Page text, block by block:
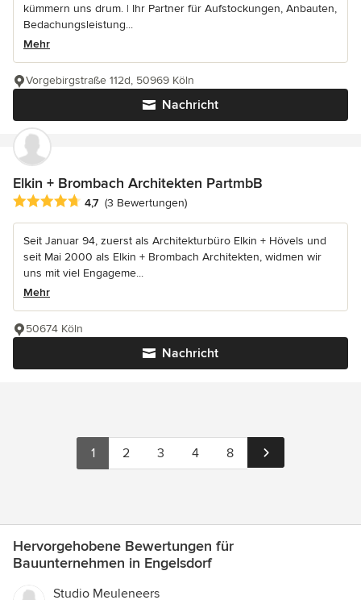
kümmern uns drum. | Ihr Partner für Aufstockungen, Anbauten,
Bedachungsleistung...
Mehr
Nachricht
Vorgebirgstraße 112d, 50969 Köln
Elkin + Brombach Architekten PartmbB
Durchschnittliche Bewertung: 4.7 von 5 Sternen
4,7 (3 Bewertungen)
Seit Januar 94, zuerst als Architekturbüro Elkin + Hövels und
seit Mai 2000 als Elkin + Brombach Architekten, widmen wir
uns mit viel Engageme...
Mehr
Nachricht
50674 Köln
1 2 3 4 8
Hervorgehobene Bewertungen für
Bauunternehmen in Engelsdorf
Studio Meuleneers